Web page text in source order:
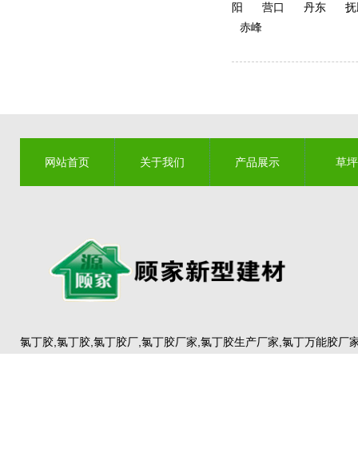
阳
营口 丹东
赤峰
网站首页 关于我们 产品展示 草
氯丁胶,氯丁胶,氯丁胶厂,氯丁胶厂家,氯丁胶生产厂家,氯丁万能胶厂